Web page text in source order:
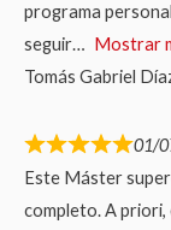
programa
seguir
Mostrar
Tomás Gabriel
01/
Este Máster
completo. A